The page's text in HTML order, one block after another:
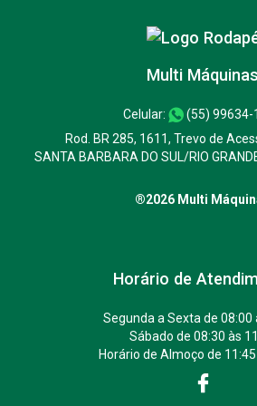
Multi Máquinas
Celular:
(55) 99634-
Rod. BR 285, 1611, Trevo de
SANTA BARBARA DO SUL/RIO
®2026 Multi
Horário de
Segunda a Sexta de 08:00
Sábado de 08:30 às
Horário de Almoço de